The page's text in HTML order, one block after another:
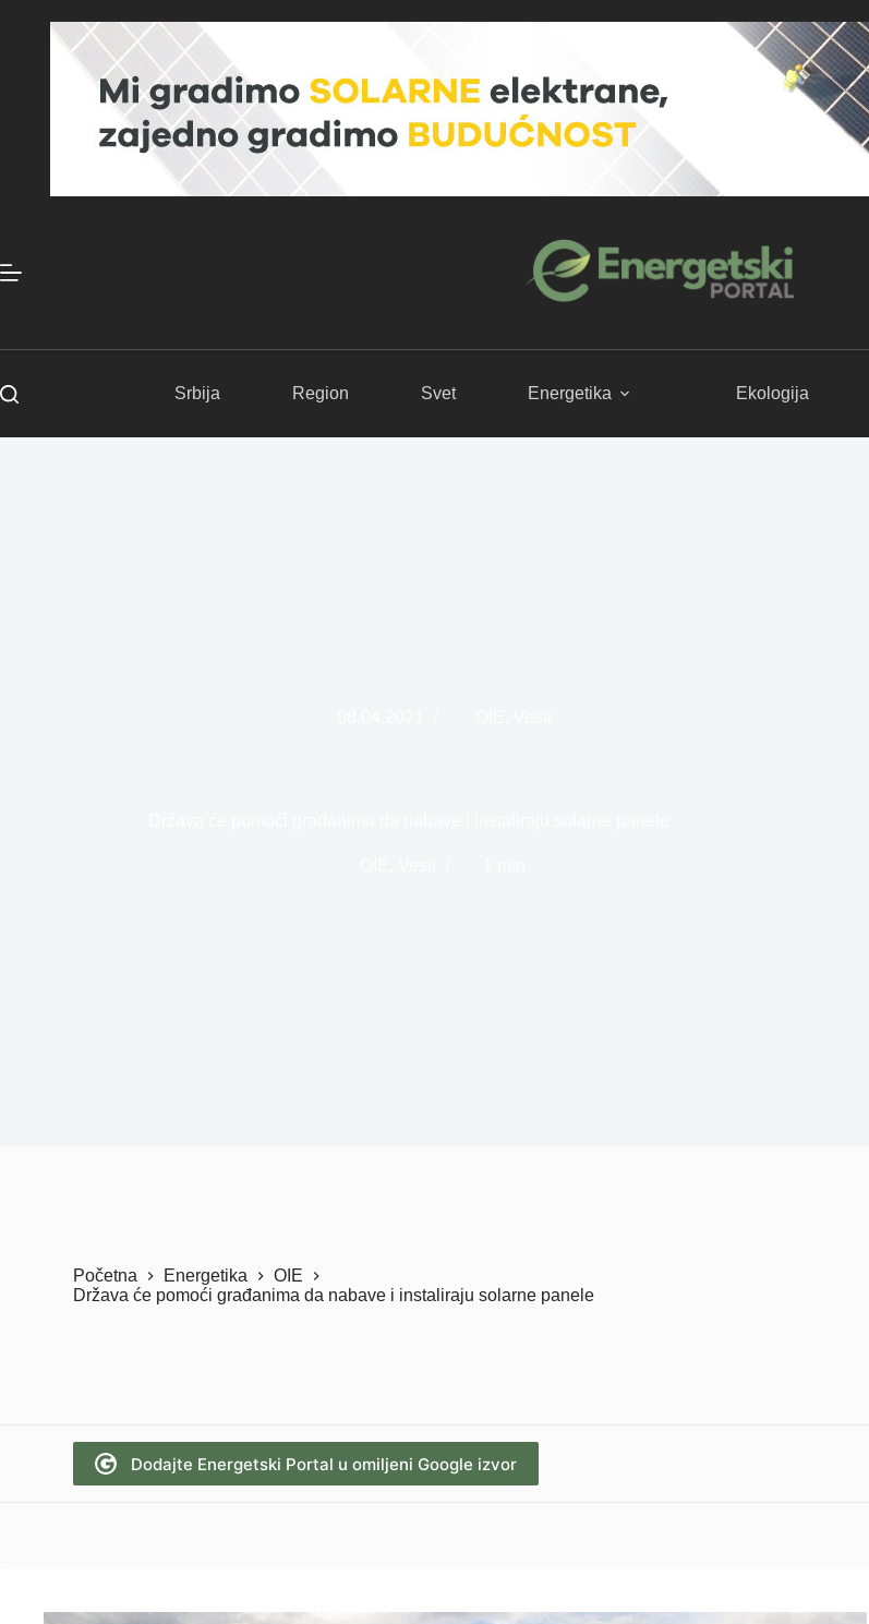
Srbija Region Svet Energetika Ekologija
Početna Energetika
OIE
Država će pomoći građanima da nabave i instaliraju solarne panele
Dodajte Energetski Portal u omiljeni Google izvor